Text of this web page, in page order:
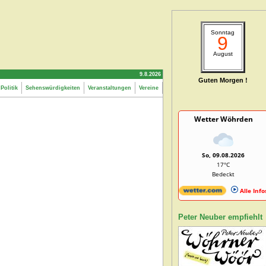
9.8.2026
Sehenswürdigkeiten Veranstaltungen Vereine
Sonntag
9
August
Guten Morgen !
Wetter Wöhrden
So, 09.08.2026
17°C
Bedeckt
Alle
Peter Neuber empfiehlt